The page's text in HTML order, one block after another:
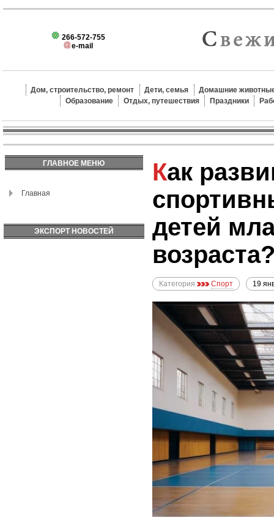
266-572-755
e-mail
Дом, строительство, ремонт Дети, семья
Домашние
Образование
Отдых, путешествия Праздники
ГЛАВНОЕ МЕНЮ
Главная
ЭКСПОРТ НОВОСТЕЙ
Как развивать
детей
Категория Спорт 19